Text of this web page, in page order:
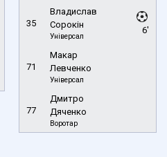
35
Владислав
Сорокін
Універсал
6'
71
Макар
Левченко
Універсал
77
Дмитро
Дяченко
Воротар